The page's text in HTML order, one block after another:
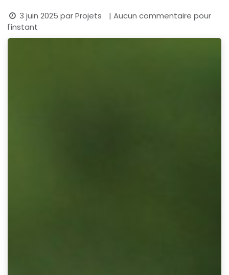
3 juin 2025 parProjets
| Aucun commentaire pour
l'instant